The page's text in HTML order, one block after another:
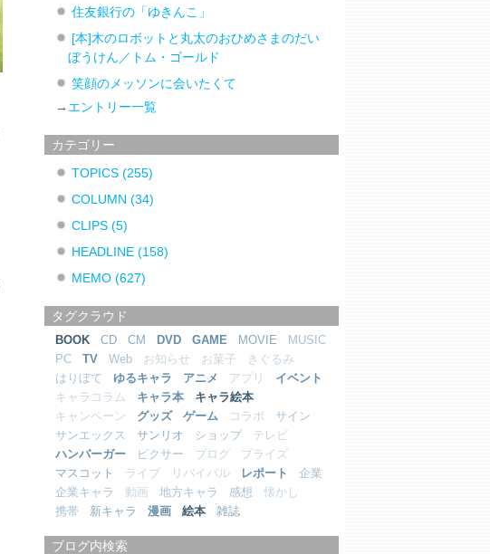
住友銀行の「ゆきんこ」
[本]木のロボットと丸太のおひめさまのだい
ぼうけん／トム・ゴールド
笑顔のメッソンに会いたくて
→ エントリー一覧
カテゴリー
TOPICS(255)
COLUMN(34)
CLIPS(5)
HEADLINE(158)
MEMO(627)
タグクラウド
BOOK CD CM DVD GAME MOVIE
MUSIC
PC
TV Web お知らせ お菓子
きぐるみ
はりぼて
ゆるキャラ アニメ アプリ
イベント
キャラコラム
キャラ本
キャラ絵本
キャンペーン
グッズ ゲーム コラボ
サイン
サンエックス
サンリオ ショップ
テレビ
ハンバーガー
ピクサー ブログ
プライズ
マスコット
ライブ リバイバル レポート
企業
企業キャラ
動画 地方キャラ 感想
懐かし
携帯
新キャラ 漫画 絵本 雑誌
ブログ内検索